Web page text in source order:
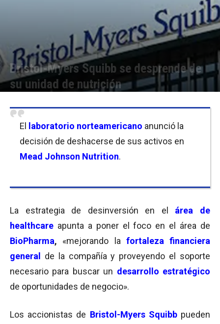
Bristol-Myers Squibb se desprende de
su unidad de nutrición
El laboratorio norteamericano anunció la
decisión de deshacerse de sus activos en
Mead Johnson Nutrition.
La estrategia de desinversión en el área de
healthcare apunta a poner el foco en el área de
BioPharma, «mejorando la fortaleza financiera
general
de la compañía y proveyendo el soporte
necesario para buscar un desarrollo estratégico
de oportunidades de negocio».
Los accionistas de Bristol-Myers Squibb pueden